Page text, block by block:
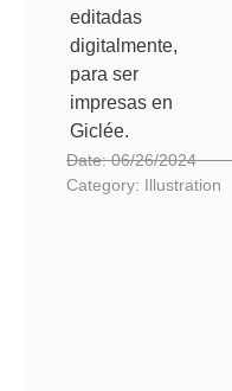
editadas
digitalmente,
para ser
impresas en
Giclée.
Date: 06/26/2024
Category: Illustration